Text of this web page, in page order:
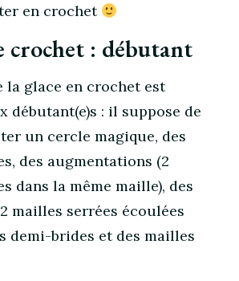
en crochet
crochet : débutant
la glace en crochet est
débutant(e)s : il suppose de
un cercle magique, des
des augmentations (2
dans la même maille), des
mailles serrées écoulées
demi-brides et des mailles